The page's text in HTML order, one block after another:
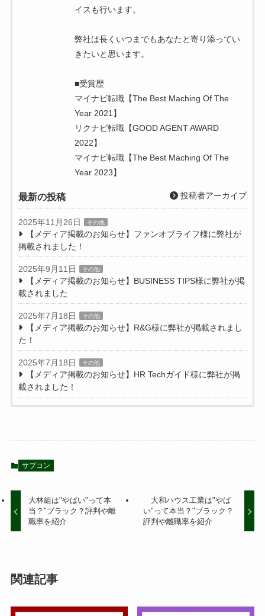
イスも行います。
弊社は長くいつまでもあなたと寄り添ってい
きたいと思います。
■受賞歴
マイナビ転職【The Best Maching Of The
Year 2021】
リクナビ転職【GOOD AGENT AWARD
2022】
マイナビ転職【The Best Maching Of The
Year 2023】
最新の投稿 投稿者アーカイブ
2025年11月26日 その他
【メディア掲載のお知らせ】ファンオブライフ様に弊社が
掲載されました！
2025年9月11日 その他
【メディア掲載のお知らせ】BUSINESS TIPS様に弊社が掲
載されました
2025年7月18日 その他
【メディア掲載のお知らせ】R&G様に弊社が掲載されまし
た！
2025年7月18日 その他
【メディア掲載のお知らせ】HR Techガイド様に弊社が掲
載されました！
サブコン
大林組は"やばい"って本
当？"ブラック？評判や離
職率を紹介
大和ハウス工業は"やば
い"って本当？"ブラック？
評判や離職率を紹介
関連記事